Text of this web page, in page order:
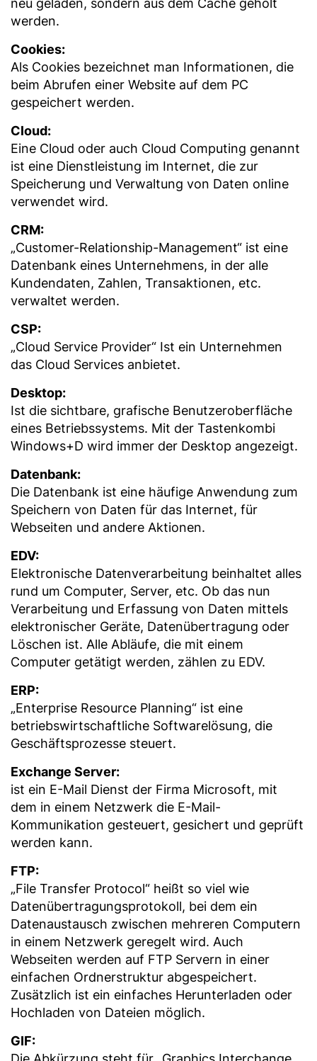
werden.
Cookies:
Als Cookies bezeichnet man Informationen, die
beim Abrufen einer Website auf dem PC
gespeichert werden.
Cloud:
Eine Cloud oder auch Cloud Computing genannt
ist eine Dienstleistung im Internet, die zur
Speicherung und Verwaltung von Daten online
verwendet wird.
CRM:
„Customer-Relationship-Management“ ist eine
Datenbank eines Unternehmens, in der alle
Kundendaten, Zahlen, Transaktionen, etc.
verwaltet werden.
CSP:
„Cloud Service Provider“ Ist ein Unternehmen
das Cloud Services anbietet.
Desktop:
Ist die sichtbare, grafische Benutzeroberfläche
eines Betriebssystems. Mit der Tastenkombi
Windows+D wird immer der Desktop angezeigt.
Datenbank:
Die Datenbank ist eine häufige Anwendung zum
Speichern von Daten für das Internet, für
Webseiten und andere Aktionen.
EDV:
Elektronische Datenverarbeitung beinhaltet alles
rund um Computer, Server, etc. Ob das nun
Verarbeitung und Erfassung von Daten mittels
elektronischer Geräte, Datenübertragung oder
Löschen ist. Alle Abläufe, die mit einem
Computer getätigt werden, zählen zu EDV.
ERP:
„Enterprise Resource Planning“ ist eine
betriebswirtschaftliche Softwarelösung, die
Geschäftsprozesse steuert.
Exchange Server:
ist ein E-Mail Dienst der Firma Microsoft, mit
dem in einem Netzwerk die E-Mail-
Kommunikation gesteuert, gesichert und geprüft
werden kann.
FTP:
„File Transfer Protocol“ heißt so viel wie
Datenübertragungsprotokoll, bei dem ein
Datenaustausch zwischen mehreren Computern
in einem Netzwerk geregelt wird. Auch
Webseiten werden auf FTP Servern in einer
einfachen Ordnerstruktur abgespeichert.
Zusätzlich ist ein einfaches Herunterladen oder
Hochladen von Dateien möglich.
GIF: